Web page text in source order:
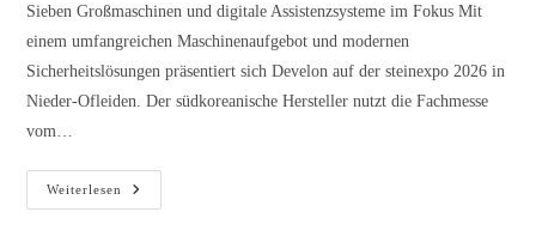
Sieben Großmaschinen und digitale Assistenzsysteme im Fokus Mit
einem umfangreichen Maschinenaufgebot und modernen
Sicherheitslösungen präsentiert sich Develon auf der steinexpo 2026 in
Nieder-Ofleiden. Der südkoreanische Hersteller nutzt die Fachmesse
vom…
Weiterlesen